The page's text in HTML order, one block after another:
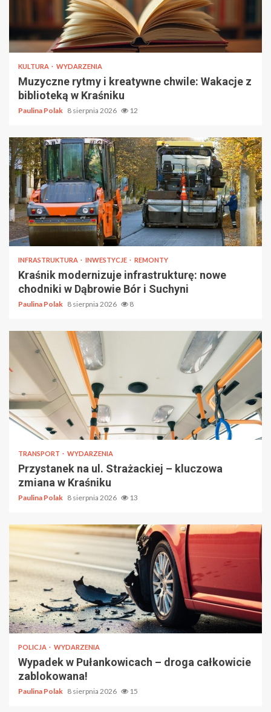
KULTURA WYDARZENIA
Muzyczne rytmy i kreatywne chwile: Wakacje z
biblioteką w Kraśniku
Paulina Polak 8 sierpnia 2026 12
INFRASTRUKTURA INWESTYCJE REMONTY
Kraśnik modernizuje infrastrukturę: nowe
chodniki w Dąbrowie Bór i Suchyni
Paulina Polak 8 sierpnia 2026 8
TRANSPORT WYDARZENIA
Przystanek na ul. Strażackiej – kluczowa
zmiana w Kraśniku
Paulina Polak 8 sierpnia 2026 13
POLICJA WYDARZENIA
Wypadek w Pułankowicach – droga całkowicie
zablokowana!
Paulina Polak 8 sierpnia 2026 15